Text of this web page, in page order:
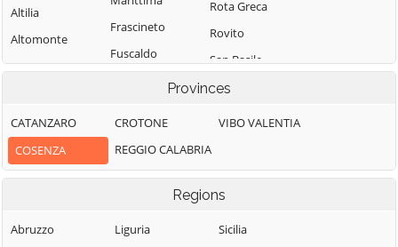
Altilia
Altomonte
Amantea
Aprigliano
Belmonte
Calabro
Frascineto
Fuscaldo
Piemontese
Lago
Laino Castello
Rota Greca
Rovito
San Basile
San Benedetto
Albanese
San Demetrio
Corone
San Donato di
Provinces
CATANZARO
COSENZA
CROTONE
REGGIO CALABRIA
VIBO VALENTIA
Regions
Abruzzo
Liguria
Sicilia